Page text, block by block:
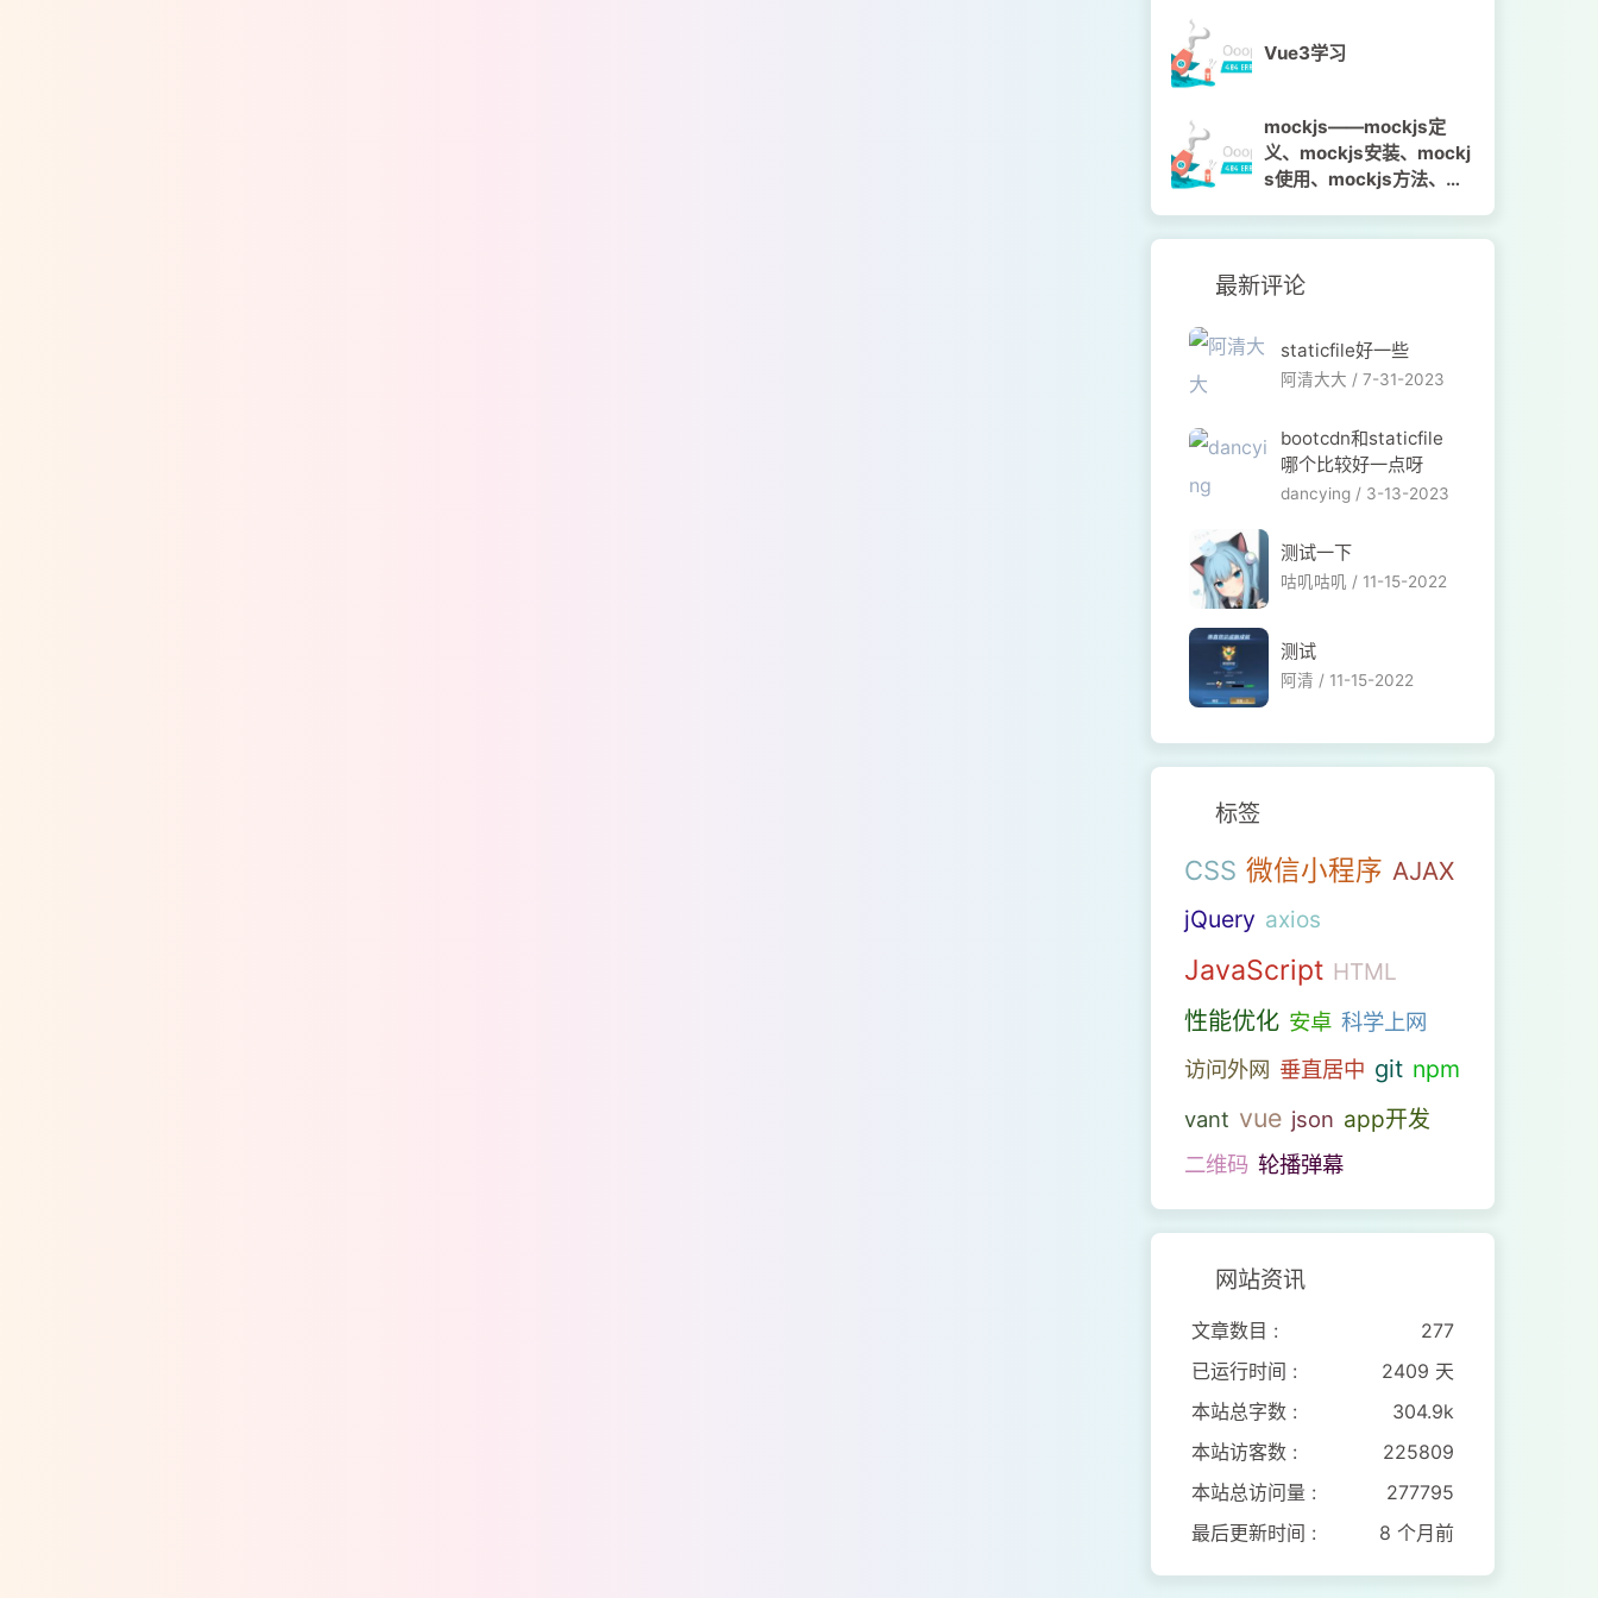
Vue3学习
mockjs——mockjs定
义、mockjs安装、mockj
s使用、mockjs方法、mo
最新评论
staticfile好一些
阿清大大 / 7-31-2023
bootcdn和staticfile
哪个比较好一点呀
dancying / 3-13-2023
测试一下
咕叽咕叽 / 11-15-2022
测试
阿清 / 11-15-2022
标签
CSS 微信小程序 AJAX
jQuery axios
JavaScript HTML
性能优化 安卓 科学上网
访问外网 垂直居中 git npm
vant vue json app开发
二维码 轮播弹幕
网站资讯
文章数目 :
277
已运行时间 :
2409 天
本站总字数 :
304.9k
本站访客数 :
225809
本站总访问量 :
277795
最后更新时间 :
8 个月前